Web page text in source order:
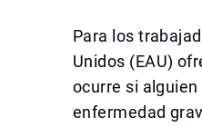
Para los
Unidos (EAU)
ocurre si
enfermedad